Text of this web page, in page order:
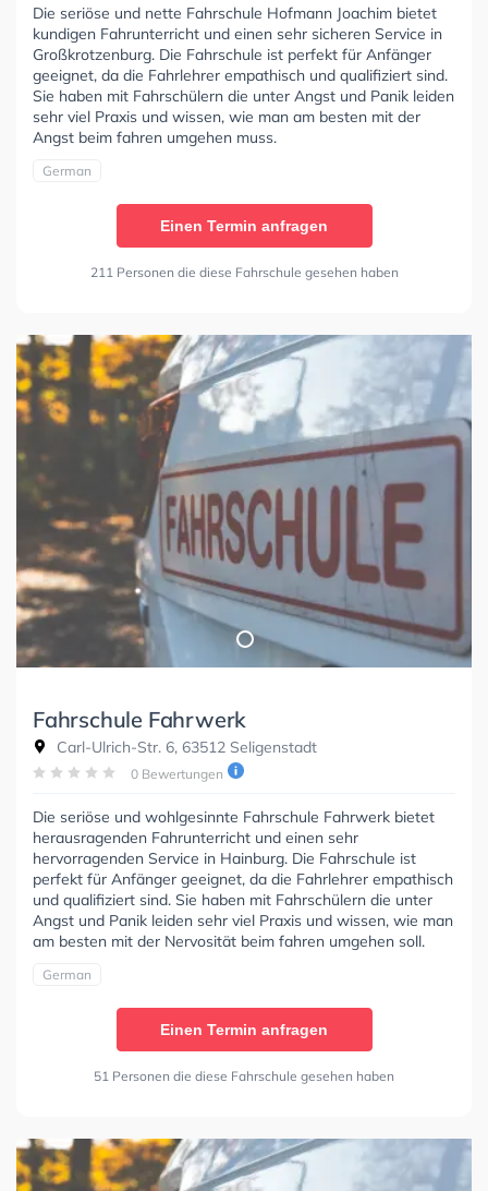
Die seriöse und nette Fahrschule Hofmann Joachim bietet
kundigen Fahrunterricht und einen sehr sicheren Service in
Großkrotzenburg. Die Fahrschule ist perfekt für Anfänger
geeignet, da die Fahrlehrer empathisch und qualifiziert sind.
Sie haben mit Fahrschülern die unter Angst und Panik leiden
sehr viel Praxis und wissen, wie man am besten mit der
Angst beim fahren umgehen muss.
German
Einen Termin anfragen
211 Personen die diese Fahrschule gesehen haben
Fahrschule Fahrwerk
Carl-Ulrich-Str. 6, 63512 Seligenstadt
0 Bewertungen
Die seriöse und wohlgesinnte Fahrschule Fahrwerk bietet
herausragenden Fahrunterricht und einen sehr
hervorragenden Service in Hainburg. Die Fahrschule ist
perfekt für Anfänger geeignet, da die Fahrlehrer empathisch
und qualifiziert sind. Sie haben mit Fahrschülern die unter
Angst und Panik leiden sehr viel Praxis und wissen, wie man
am besten mit der Nervosität beim fahren umgehen soll.
German
Einen Termin anfragen
51 Personen die diese Fahrschule gesehen haben